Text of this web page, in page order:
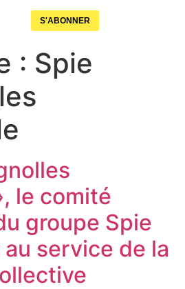
S'ABONNER
: Spie
le comité
groupe Spie
service de la